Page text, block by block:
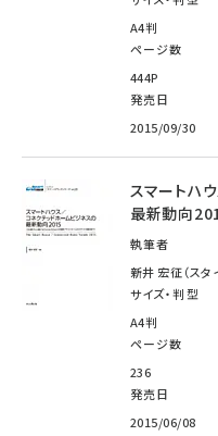
A4判
ページ数
444P
発売日
2015/09/30
スマートハ
最新動向
執筆者
新井 宏征（スタ
サイズ・判型
A4判
ページ数
236
発売日
2015/06/08